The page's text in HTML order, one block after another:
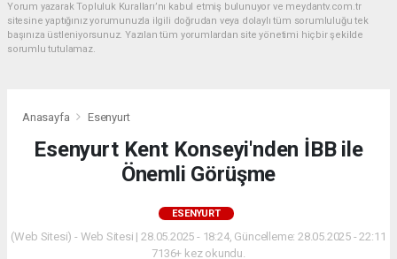
Yorum yazarak Topluluk Kuralları’nı kabul etmiş bulunuyor ve meydantv.com.tr
sitesine yaptığınız yorumunuzla ilgili doğrudan veya dolaylı tüm sorumluluğu tek
başınıza üstleniyorsunuz. Yazılan tüm yorumlardan site yönetimi hiçbir şekilde
sorumlu tutulamaz.
Anasayfa Esenyurt
Esenyurt Kent Konseyi'nden İBB ile
Önemli Görüşme
ESENYURT
(Web Sitesi) - Web Sitesi | 28.05.2025 - 18:24, Güncelleme: 28.05.2025 - 22:11
7136+ kez okundu.